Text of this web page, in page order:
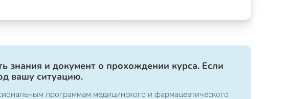
знания и документ о прохождении курса. Если
вашу ситуацию.
программам медицинского и фармацевтического